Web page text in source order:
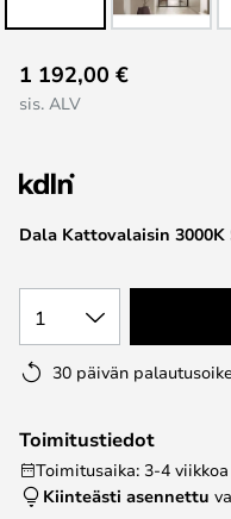
to
the
of
the
images
Dala Kattovalaisin 3000K
1 192,00 €
sis. ALV
1
30 päivän
Toimitustiedot
Toimitusaika: 3-4 viikkoa
Kiinteästi asennettu